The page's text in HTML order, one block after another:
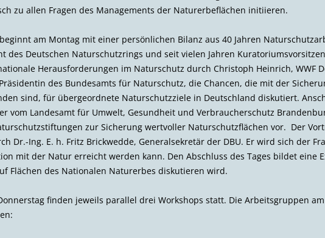
zu allen Fragen des Managements der Naturerbeflächen initiieren.
am Montag mit einer persönlichen Bilanz aus 40 Jahren
des Deutschen Naturschutzrings und seit vielen Jahren
Herausforderungen im Naturschutz durch Christoph Heinrich, WWF
Präsidentin des Bundesamts für Naturschutz, die Chancen, die mit der
sind, für übergeordnete Naturschutzziele in Deutschland diskutiert.
vom Landesamt für Umwelt, Gesundheit und Verbraucherschutz
zur Sicherung wertvoller Naturschutzflächen vor. Der
Dr.-Ing. E. h. Fritz Brickwedde, General­sekretär der DBU. Er wird sich der
mit der Natur erreicht werden kann. Den Abschluss des Tages bildet eine
Flächen des Nationalen Naturerbes diskutieren wird.
finden jeweils parallel drei Workshops statt. Die Arbeitsgruppen